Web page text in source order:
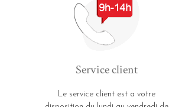
Service client
Le service client est a votre